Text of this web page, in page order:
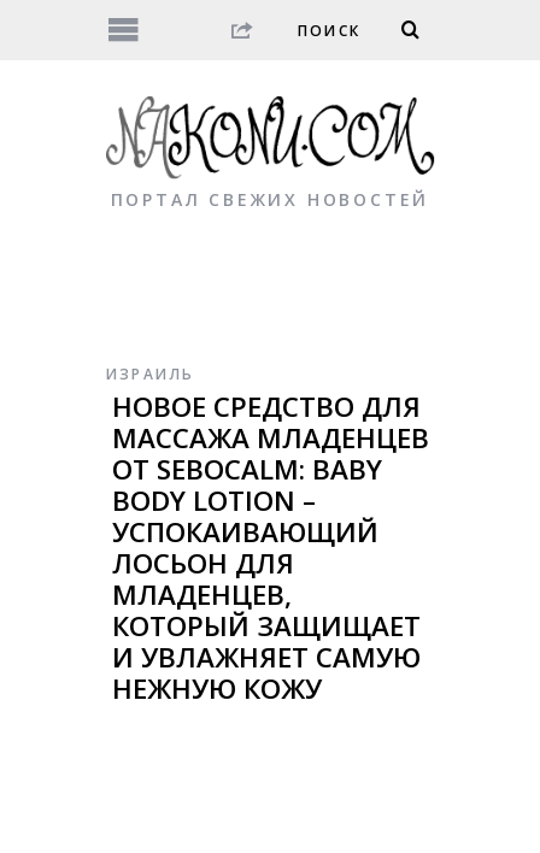
ПОРТАЛ СВЕЖИХ НОВОСТЕЙ
ИЗРАИЛЬ
НОВОЕ СРЕДСТВО ДЛЯ
МАССАЖА МЛАДЕНЦЕВ
ОТ SEBOCALM: BABY
BODY LOTION –
УСПОКАИВАЮЩИЙ
ЛОСЬОН ДЛЯ
МЛАДЕНЦЕВ,
КОТОРЫЙ ЗАЩИЩАЕТ
И УВЛАЖНЯЕТ САМУЮ
НЕЖНУЮ КОЖУ